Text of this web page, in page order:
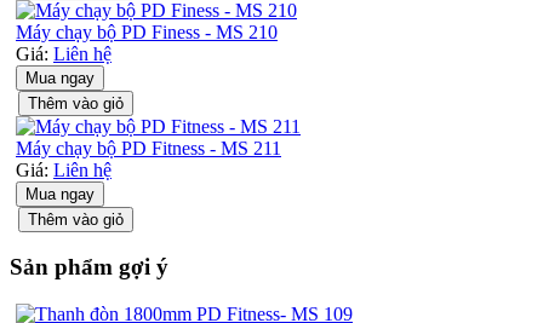
Máy chạy bộ PD Finess - MS 210
Giá: Liên hệ
Mua ngay
Thêm vào giỏ
Máy chạy bộ PD Fitness - MS 211
Giá: Liên hệ
Mua ngay
Thêm vào giỏ
Sản phẩm gợi ý